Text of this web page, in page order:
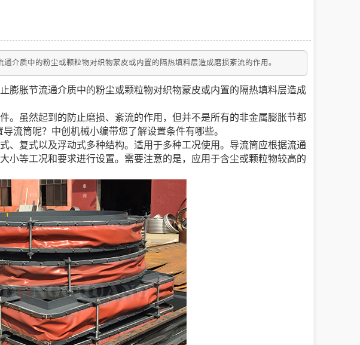
介质中的粉尘或颗粒物对织物蒙皮或内置的隔热填料层造成磨损紊流的作用。
膨胀节流通介质中的粉尘或颗粒物对织物蒙皮或内置的隔热填料层造成
。虽然起到的防止磨损、紊流的作用，但并不是所有的非金属膨胀节都
导流筒呢？中创机械小编带您了解设置条件有哪些。
、复式以及浮动式多种结构。适用于多种工况使用。导流筒应根据流通
小等工况和要求进行设置。需要注意的是，应用于含尘或颗粒物较高的